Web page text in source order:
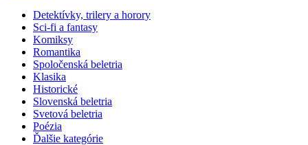
Detektívky, trilery a horory
Sci-fi a fantasy
Komiksy
Romantika
Spoločenská beletria
Klasika
Historické
Slovenská beletria
Svetová beletria
Poézia
Ďalšie kategórie